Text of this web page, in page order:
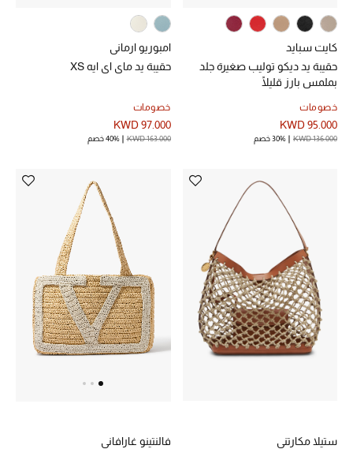
كايت سبايد
حقيبة يد ديكو توليب صغيرة جلد
بملمس بارز قليلًا
خصومات
KWD 95.000
KWD 136.000 30% خصم
امبوريو ارماني
حقيبة يد ماي اي ايه XS
خصومات
KWD 97.000
KWD 163.000 40% خصم
ستيلا مكارتني
فالنتينو غارافاني